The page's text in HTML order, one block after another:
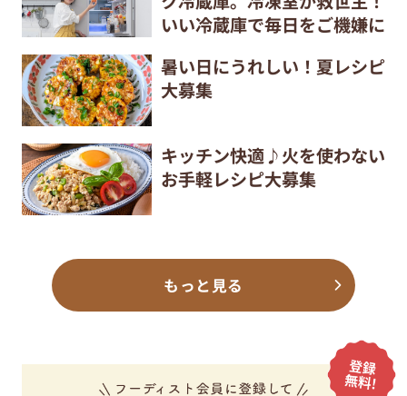
いい冷蔵庫で毎日をご機嫌に
暑い日にうれしい！夏レシピ
大募集
キッチン快適♪火を使わない
お手軽レシピ大募集
もっと見る